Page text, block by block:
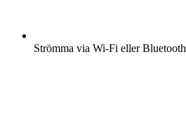
Strömma via Wi-Fi eller Bluetooth